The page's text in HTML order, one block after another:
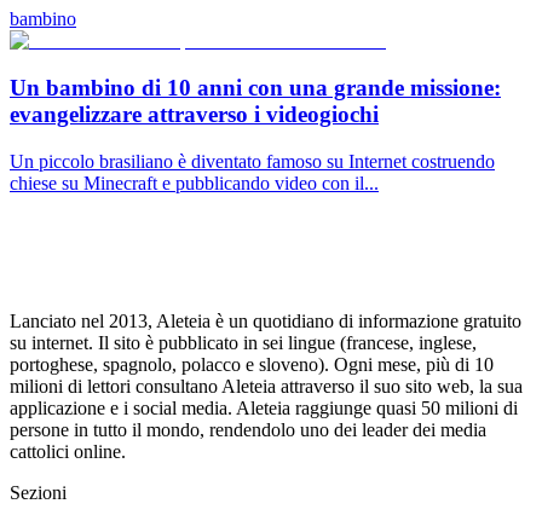
bambino
Un bambino di 10 anni con una grande missione:
evangelizzare attraverso i videogiochi
Un piccolo brasiliano è diventato famoso su Internet costruendo
chiese su Minecraft e pubblicando video con il...
Lanciato nel 2013, Aleteia è un quotidiano di informazione gratuito
su internet. Il sito è pubblicato in sei lingue (francese, inglese,
portoghese, spagnolo, polacco e sloveno). Ogni mese, più di 10
milioni di lettori consultano Aleteia attraverso il suo sito web, la sua
applicazione e i social media. Aleteia raggiunge quasi 50 milioni di
persone in tutto il mondo, rendendolo uno dei leader dei media
cattolici online.
Sezioni